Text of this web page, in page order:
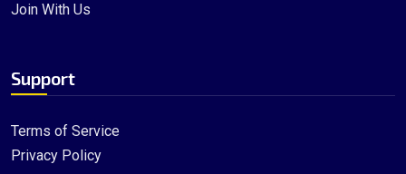
Join With Us
Support
Terms of Service
Privacy Policy